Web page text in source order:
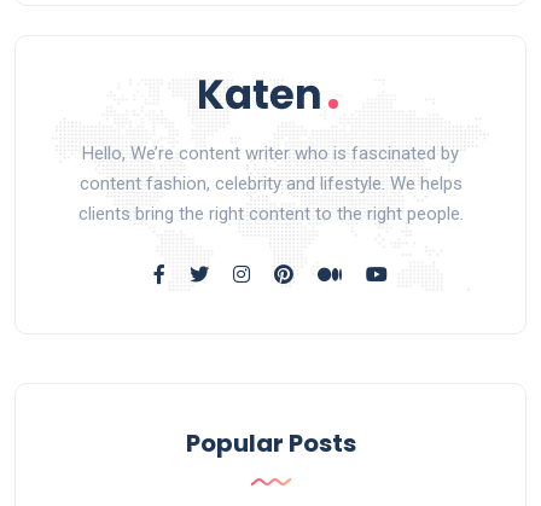
Hello, We’re content writer who is fascinated by
content fashion, celebrity and lifestyle. We helps
clients bring the right content to the right people.
Popular Posts